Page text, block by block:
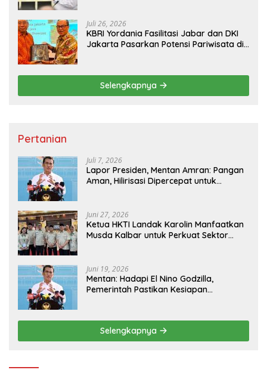
Juli 26, 2026
KBRI Yordania Fasilitasi Jabar dan DKI
Jakarta Pasarkan Potensi Pariwisata di
Selengkapnya
Pertanian
Juli 7, 2026
Lapor Presiden, Mentan Amran: Pangan
Aman, Hilirisasi Dipercepat untuk
Juni 27, 2026
Ketua HKTI Landak Karolin Manfaatkan
Musda Kalbar untuk Perkuat Sektor
Juni 19, 2026
Mentan: Hadapi El Nino Godzilla,
Pemerintah Pastikan Kesiapan
Selengkapnya